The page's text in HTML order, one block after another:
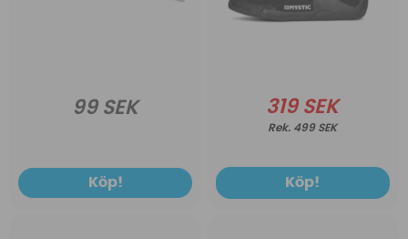
99 SEK
Köp!
319 SEK
499 SEK
Köp!